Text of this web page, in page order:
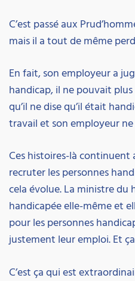
C’est passé aux
mais il a tout de même
En fait, son employeur a
handicap, il ne pouvait
qu’il ne dise qu’il était
travail et son employeur
Ces histoires-là continuent
recruter les personnes
cela évolue. La ministre du
handicapée elle-même et
pour les personnes
justement leur emploi. Et
C’est ça qui est